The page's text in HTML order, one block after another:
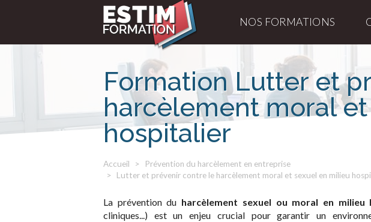
NOS FORMATIONS
Formation Lutter et
harcèlement moral
hospitalier
Accueil
Prévention du harcèlement en entreprise
Lutter et prévenir contre le harcèlement moral et sexuel en milieu
La prévention du harcèlement sexuel ou moral en milieu
cliniques...) est un enjeu crucial pour garantir un